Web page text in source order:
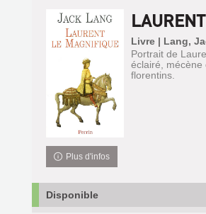
Livre | Lang,
Portrait de
éclairé, mécène
florentins.
Plus d'infos
Disponible